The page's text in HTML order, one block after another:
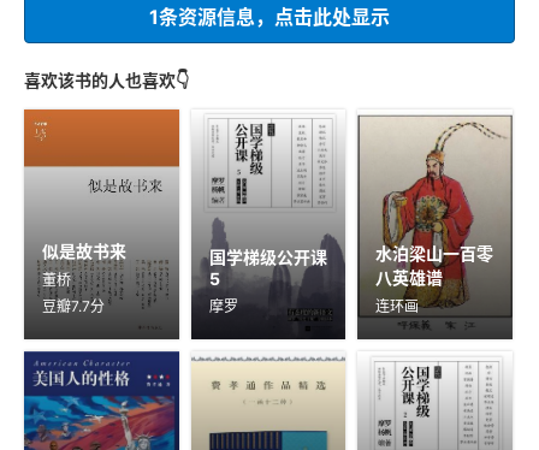
1条资源信息，点击此处显示
喜欢该书的人也喜欢👇
似是故书来
董桥
豆瓣7.7分
国学梯级公开课
5
摩罗
水泊梁山一百零
八英雄谱
连环画